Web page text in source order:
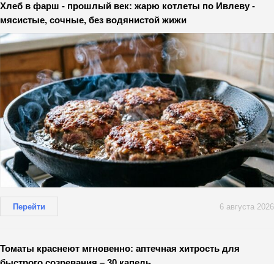
Хлеб в фарш - прошлый век: жарю котлеты по Ивлеву -
мясистые, сочные, без водянистой жижи
Перейти 6 августа 2026
Томаты краснеют мгновенно: аптечная хитрость для